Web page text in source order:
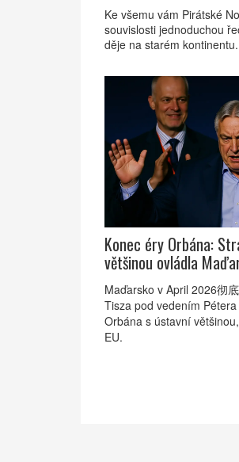
Ke všemu vám Pirátské
souvislosti jednoduchou
děje na starém kontinentu.
Konec éry Orbána:
většinou ovládla
Maďarsko v April 2026彻
Tisza pod vedením
Orbána s ústavní
EU.